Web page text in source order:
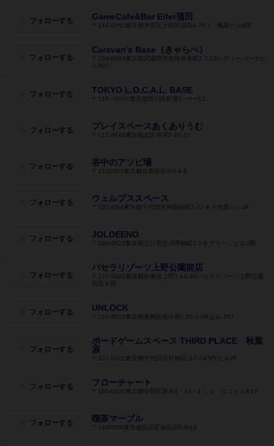
フォローする GameCafe&Bar Eifer蒲田
〒144-0052東京都大田区大田区蒲田4-29-1 楓葵ビル6階
フォローする
Caravan's Base（きゃらべ）
〒180-0004東京都武蔵野市吉祥寺本町2-7-13レディーバードビ
ル302
フォローする TOKYO L.O.C.A.L. BASE
〒116ー0001東京都荒川区町屋1ー3ー12
フォローする プレイスペースあくありうむ
〒115-0045東京都北区赤羽2-20-10
フォローする 谷中のアソビ場
〒1100001東京都台東区谷中3-8-9
フォローする ウェルプススペース
〒1010054東京都千代田区神田錦町3-22-8 小笠原ビル3F
フォローする JOLDEENO
〒190-0022東京都立川市立川市錦町2-1-8 グリーンビル2階
フォローする
パセラリゾーツ上野公園前店
〒110-0005東京都台東区上野2-14-30パセラリゾーツ上野公園
前店４階
フォローする UNLOCK
〒124-0024東京都葛飾区新小岩1-35-1 UKビル 201
フォローする
ボードゲームスペース THIRD PLACE 秋葉
原
〒101-0021東京都千代田区外神田 3-7-14 MYビル2F
フォローする フローチャート
〒165-0026東京都中野区新井1－14－1 シェ・ユミビルB1Ｆ
フォローする 喫茶マーブル
〒1440056東京都品川区南品川5-9-19